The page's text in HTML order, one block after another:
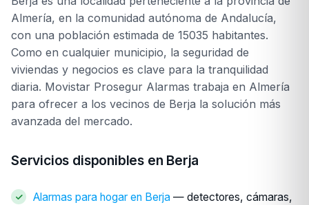
Almería, en la comunidad autónoma de Andalucía,
con una población estimada de 15035 habitantes.
Como en cualquier municipio, la seguridad de
viviendas y negocios es clave para la tranquilidad
diaria. Movistar Prosegur Alarmas trabaja en Almería
para ofrecer a los vecinos de Berja la solución más
avanzada del mercado.
Servicios disponibles en Berja
Alarmas para hogar en Berja — detectores, cámaras,